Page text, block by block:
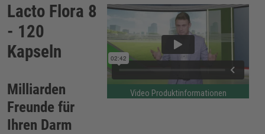
Video Produktinformationen
Lacto Flora 8
- 120
Kapseln
Milliarden
Freunde für
Ihren Darm